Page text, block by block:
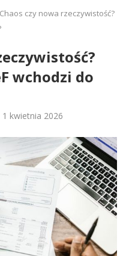
Chaos czy nowa rzeczywistość?
wchodzi do
1 kwietnia 2026